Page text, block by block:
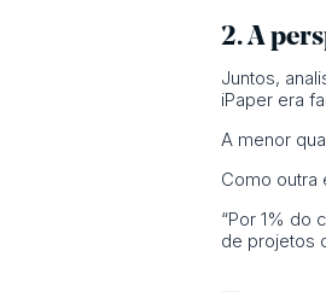
2. A
Juntos,
iPaper era
A menor
Como outra
“Por 1% do
de projetos